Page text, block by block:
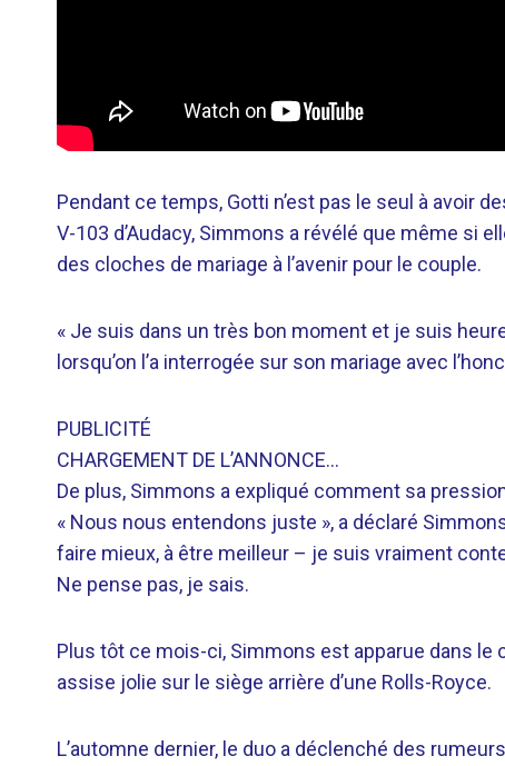
Pendant ce temps, Gotti n’est pas le seul à avoir
V-103 d’Audacy, Simmons a révélé que même si
des cloches de mariage à l’avenir pour le couple.
« Je suis dans un très bon moment et je suis
lorsqu’on l’a interrogée sur son mariage avec
PUBLICITÉ
CHARGEMENT DE L’ANNONCE…
De plus, Simmons a expliqué comment sa
« Nous nous entendons juste », a déclaré
faire mieux, à être meilleur – je suis vraiment
Ne pense pas, je sais.
Plus tôt ce mois-ci, Simmons est apparue dans le
assise jolie sur le siège arrière d’une Rolls-Royce.
L’automne dernier, le duo a déclenché des